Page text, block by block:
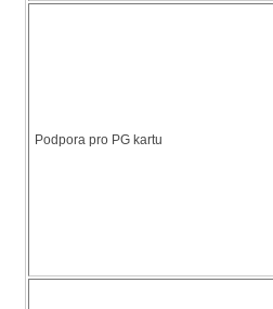
Podpora pro PG kartu